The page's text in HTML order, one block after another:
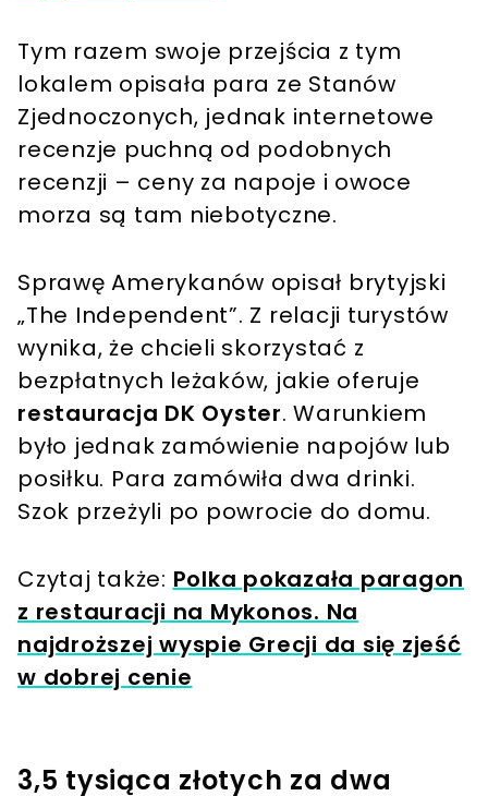
Tym razem swoje przejścia z tym
lokalem opisała para ze Stanów
Zjednoczonych, jednak internetowe
recenzje puchną od podobnych
recenzji – ceny za napoje i owoce
morza są tam niebotyczne.
Sprawę Amerykanów opisał brytyjski
„The Independent”. Z relacji turystów
wynika, że chcieli skorzystać z
bezpłatnych leżaków, jakie oferuje
restauracja DK Oyster. Warunkiem
było jednak zamówienie napojów lub
posiłku. Para zamówiła dwa drinki.
Szok przeżyli po powrocie do domu.
Czytaj także: Polka pokazała paragon
z restauracji na Mykonos. Na
najdroższej wyspie Grecji da się zjeść
w dobrej cenie
3,5 tysiąca złotych za dwa